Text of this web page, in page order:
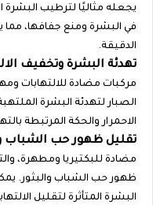
يجعله مثاليًا لترطيب البشرة
في البشرة ومنع جفافها،
الدقيقة.
تهدئة البشرة وتخفيف
مركبات مضادة للالتهابات
الصبار لتهدئة البشرة
الاحمرار والحكة المرتبطة
تقليل ظهور حب الشباب
مضادة للبكتيريا ومطهرة،
ظهور حب الشباب والبثور.
البشرة المتأثرة لتقليل